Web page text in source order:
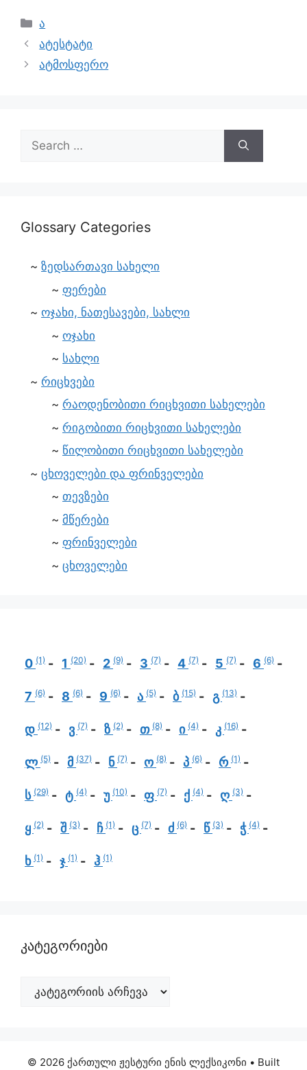
ა
ატესტატი
ატმოსფერო
Glossary Categories
ზედსართავი სახელი
ფერები
ოჯახი, ნათესავები, სახლი
ოჯახი
სახლი
რიცხვები
რაოდენობითი რიცხვითი სახელები
რიგობითი რიცხვითი სახელები
წილობითი რიცხვითი სახელები
ცხოველები და ფრინველები
თევზები
მწერები
ფრინველები
ცხოველები
0 (1) 1 (20) 2 (9) 3 (7) 4 (7) 5 (7) 6 (6)
7 (6) 8 (6) 9 (6) ა (5) ბ (15) გ (13)
დ (12) ვ (7) ზ (2) თ (8) ი (4) კ (16)
ლ (5) მ (37) ნ (7) ო (8) პ (6) რ (1)
ს (29) ტ (4) უ (10) ფ (7) ქ (4) ღ (3)
ყ (2) შ (3) ჩ (1) ც (7) ძ (6) წ (3) ჭ (4)
ხ (1) ჯ (1) ჰ (1)
კატეგორიები
© 2026 ქართული ჟესტური ენის ლექსიკონი • Built